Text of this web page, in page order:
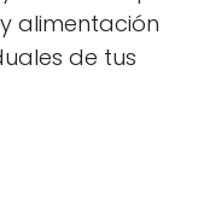
alimentación
de tus